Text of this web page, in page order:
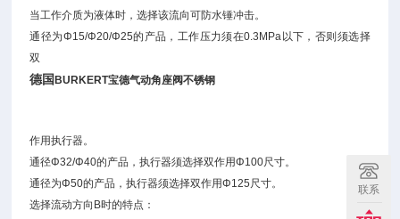
当工作介质为液体时，选择该流向可防水锤冲击。
通径为Φ15/Φ20/Φ25的产品，工作压力须在0.3MPa以下，否则须选择
双
德国BURKERT宝德气动角座阀不锈钢
作用执行器。
通径Φ32/Φ40的产品，执行器须选择双作用Φ100尺寸。
通径为Φ50的产品，执行器须选择双作用Φ125尺寸。
选择流动方向B时的特点：
联系